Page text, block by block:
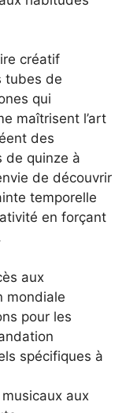
créatif
tubes de
qui
maîtrisent l’art
des
de quinze à
de découvrir
temporelle
en forçant
aux
mondiale
pour les
spécifiques à
aux